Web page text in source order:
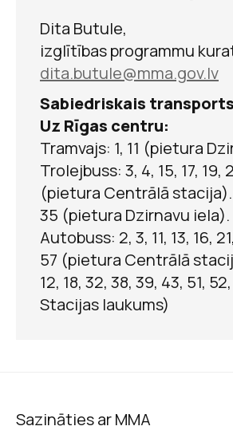
Ievērojamas
personības
dzimtā
Krišjāņa Barona muzejs
Gadskārtas
tautas
Dita Butule,
izglītības programmu
dita.butule@mma.gov.lv
Sabiedriskais transports
Uz Rīgas centru:
Tramvajs: 1, 11 (pietura
Trolejbuss: 3, 4, 15, 17, 19,
(pietura Centrālā stacija).
35 (pietura Dzirnavu iela).
Autobuss: 2, 3, 11, 13, 16,
57 (pietura Centrālā
12, 18, 32, 38, 39, 43, 51,
Stacijas laukums)
Sazināties ar MMA